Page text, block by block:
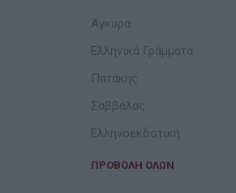
Άγκυρα
Ελληνικά Γράμματα
Πατάκης
Σαββάλας
Ελληνοεκδοτική
ΠΡΟΒΟΛΉ ΌΛΩΝ